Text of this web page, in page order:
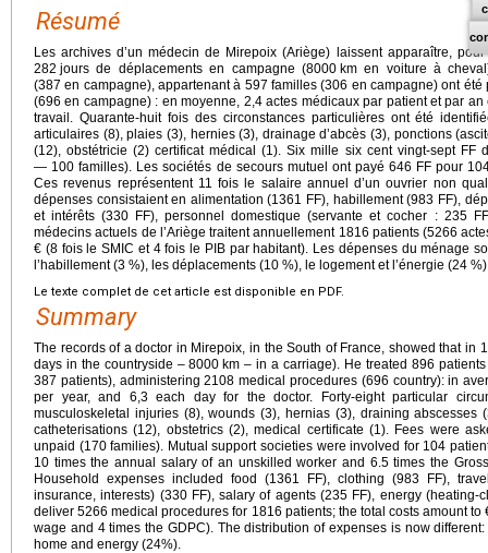
Résumé
Les archives d’un médecin de Mirepoix (Ariège) laissent apparaître,
282 jours de déplacements en campagne (8000 km en voiture à
(387 en campagne), appartenant à 597 familles (306 en campagne) ont
(696 en campagne) : en moyenne, 2,4 actes médicaux par patient et par
travail. Quarante-huit fois des circonstances particulières ont été
articulaires (8), plaies (3), hernies (3), drainage d’abcès (3), ponctions
(12), obstétricie (2) certificat médical (1). Six mille six cent vingt-sept FF
— 100 familles). Les sociétés de secours mutuel ont payé 646 FF pour
Ces revenus représentent 11 fois le salaire annuel d’un ouvrier non
dépenses consistaient en alimentation (1361 FF), habillement (983 FF),
et intérêts (330 FF), personnel domestique (servante et cocher : 235
médecins actuels de l’Ariège traitent annuellement 1816 patients (5266
€ (8 fois le SMIC et 4 fois le PIB par habitant). Les dépenses du ménage
l’habillement (3 %), les déplacements (10 %), le logement et l’énergie (24
Le texte complet de cet article est disponible en PDF.
Summary
The records of a doctor in Mirepoix, in the South of France, showed that in
days in the countryside – 8000 km – in a carriage). He treated 896
387 patients), administering 2108 medical procedures (696 country): in
per year, and 6,3 each day for the doctor. Forty-eight particular
musculoskeletal injuries (8), wounds (3), hernias (3), draining abscesses
catheterisations (12), obstetrics (2), medical certificate (1). Fees were
unpaid (170 families). Mutual support societies were involved for 104
10 times the annual salary of an unskilled worker and 6.5 times the
Household expenses included food (1361 FF), clothing (983 FF),
insurance, interests) (330 FF), salary of agents (235 FF), energy (heating-
deliver 5266 medical procedures for 1816 patients; the total costs amount
wage and 4 times the GDPC). The distribution of expenses is now
home and energy (24%).